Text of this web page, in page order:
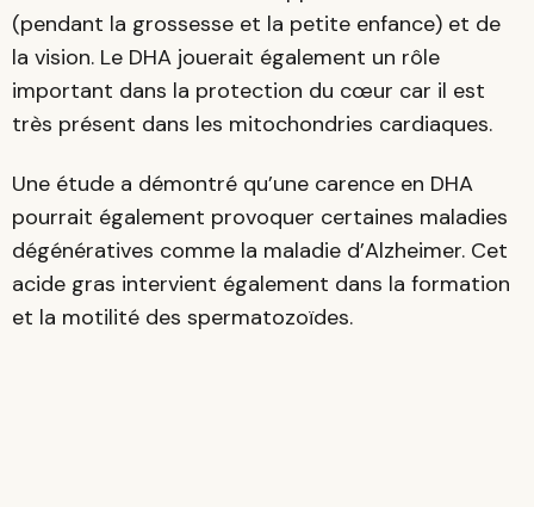
(pendant la grossesse et la petite enfance) et de
la vision. Le DHA jouerait également un rôle
important dans la protection du cœur car il est
très présent dans les mitochondries cardiaques.
Une étude a démontré qu’une carence en DHA
pourrait également provoquer certaines maladies
dégénératives comme la maladie d’Alzheimer. Cet
acide gras intervient également dans la formation
et la motilité des spermatozoïdes.